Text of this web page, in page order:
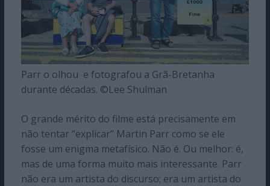
Parr o olhou e fotografou a Grã-Bretanha
durante décadas. ©Lee Shulman
O grande mérito do filme está precisamente em
não tentar “explicar” Martin Parr como se ele
fosse um enigma metafísico. Não é. Ou melhor: é,
mas de uma forma muito mais interessante. Parr
não era um artista do discurso; era um artista do